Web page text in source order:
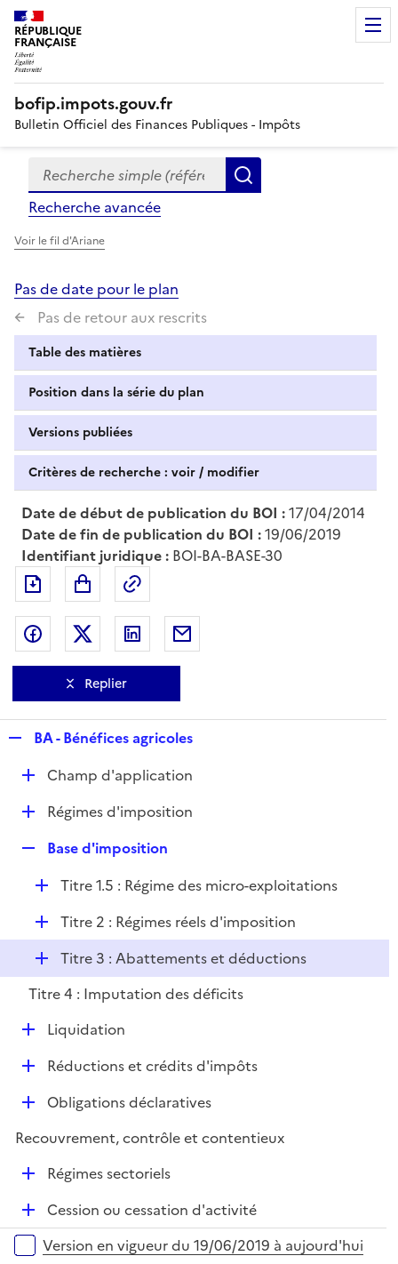
RÉPUBLIQUE
FRANÇAISE
bofip.impots.gouv.fr
Bulletin Officiel des Finances Publiques - Impôts
Formulaire
de
recherche
Recherche simple (références, mots clés, partie du
Recherche avancée
Voir le fil d'Ariane
Pas de date pour le plan
Pas de retour aux rescrits
Table des matières
Position dans la série du plan
Versions publiées
Critères de recherche : voir / modifier
Date de début de publication du BOI :17/04/2014
Date de fin de publication du BOI :19/06/2019
Identifiant juridique : BOI-BA-BASE-30
Exporter le document au format pdf
Partager sur Facebook
Partager sur Twitter
Partager sur LinkedIn
Replier
p
l
i
e
BA - Bénéfices agricoles
D
e
Champ d'application
D
l
i
e
r
Régimes d'imposition
p
l
i
e
r
Base d'imposition
D
e
Titre 1.5 : Régime des micro-exploitations
D
é
i
e
Titre 2 : Régimes réels d'imposition
D
é
p
e
Titre 3 : Abattements et déductions
Titre 4 : Imputation des déficits
D
e
Liquidation
D
i
Réductions et crédits d'impôts
D
p
r
Obligations déclaratives
Recouvrement, contrôle et contentieux
DRégimes sectoriels
D
é
p
Cession ou cessation d'activité
Versions sur la période
Version en vigueur du 19/06/2019 à aujourd'hui